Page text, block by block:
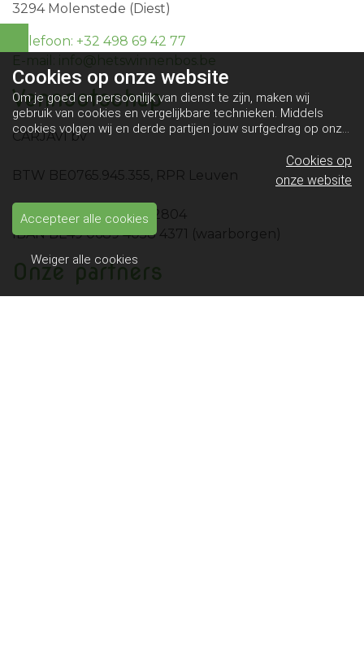
3294 Molenstede (Diest)
Telefoon: +32 498 69 42 77
E-mail: info@hetswinnenbos.be
Vennootschap
CARJAVI bv
BTW BE0765.945.355, RPR Leuven
IBAN BE10 0689 4461 2804
IBAN BE49 0689 4058 4371 (waarborgen)
Onze partners
Cookies op onze website
Om je goed en persoonlijk van dienst te zijn, maken wij
gebruik van cookies en vergelijkbare technieken. Middels
cookies volgen wij en derde partijen jouw surfgedrag op onze
website. Hiermee tonen wij gepersonaliseerde advertenties
en dit maakt het voor jou mogelijk om informatie te delen via
social media.Bekijk ons cookiebeleid
Cookies op
onze website
Accepteer alle cookies
Weiger alle cookies